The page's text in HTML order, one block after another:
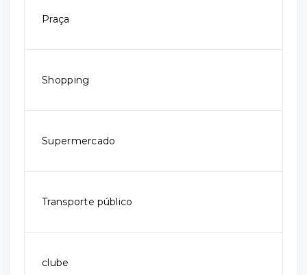
Praça
Shopping
Supermercado
Transporte público
clube